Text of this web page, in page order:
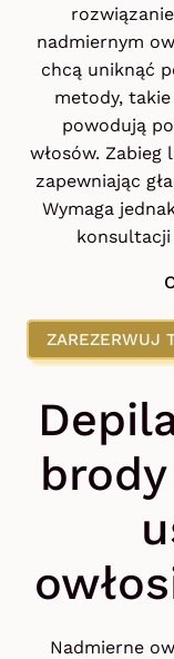
nadmiernym
chcą uniknąć
metody,
powodują
włosów. Zabieg
zapewniając
Wymaga
konsultacji
ZAREZERWUJ
Nadmierne